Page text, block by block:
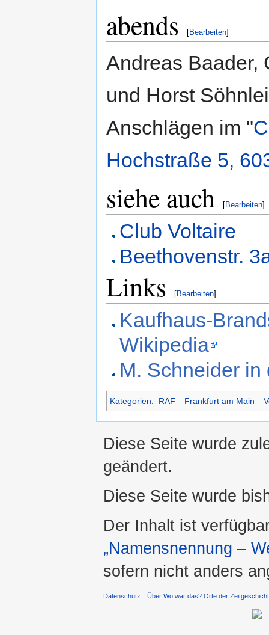
abends [Bearbeiten]
Andreas Baader,
und Horst
Anschlägen im "
Hochstraße 5,
siehe auch [Bearbeiten]
Club Voltaire
Beethovenstr.
Links [Bearbeiten]
Kaufhaus-
Wikipedia
M. Schneider
Kategorien: RAF Frankfurt am Main
Diese Seite wurde
geändert.
Diese Seite wurde
Der Inhalt ist
„Namensnennung –
sofern nicht anders
Datenschutz Über Wo war das? Orte der